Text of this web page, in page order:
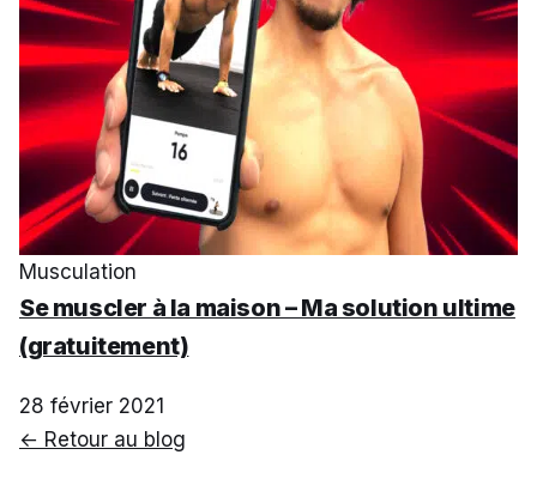
Musculation
Se muscler à la maison – Ma solution ultime
(gratuitement)
28 février 2021
← Retour au blog